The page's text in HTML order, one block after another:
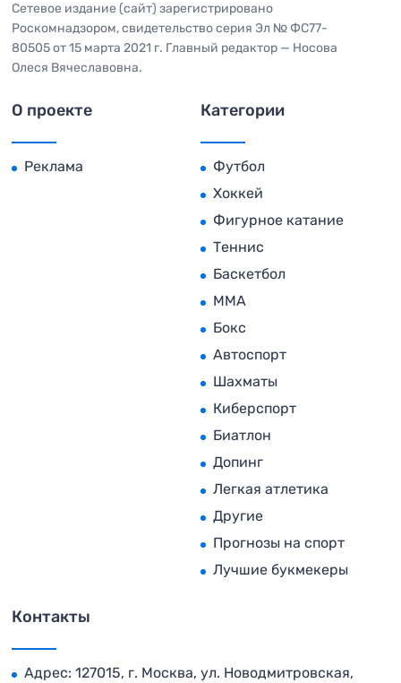
Сетевое издание (сайт) зарегистрировано
Роскомнадзором, свидетельство серия Эл № ФС77-
80505 от 15 марта 2021 г. Главный редактор — Носова
Олеся Вячеславовна.
О проекте
Реклама
Категории
Футбол
Хоккей
Фигурное катание
Теннис
Баскетбол
MMA
Бокс
Автоспорт
Шахматы
Киберспорт
Биатлон
Допинг
Легкая атлетика
Другие
Прогнозы на спорт
Лучшие букмекеры
Контакты
Адрес: 127015, г. Москва, ул. Новодмитровская,